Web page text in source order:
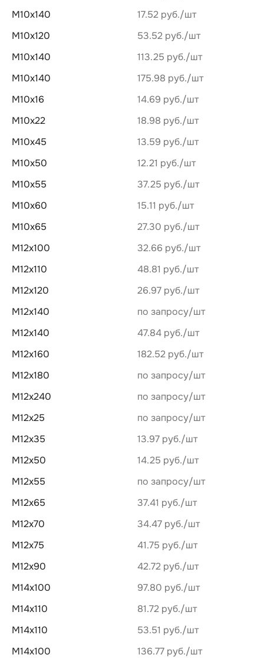
М10х140
17.52 руб.
М10х120
53.52 руб.
М10х140
113.25 руб.
М10х140
175.98 руб.
М10х16
14.69 руб.
М10х22
18.98 руб.
М10х45
13.59 руб.
М10х50
12.21 руб.
М10х55
37.25 руб.
М10х60
15.11 руб.
М10х65
27.30 руб.
М12х100
32.66 руб.
М12х110
48.81 руб.
М12х120
26.97 руб.
М12х140
по запросу
М12х140
47.84 руб.
М12х160
182.52 руб.
М12х180
по запросу
М12х240
по запросу
М12х25
по запросу
М12х35
13.97 руб.
М12х50
14.25 руб.
М12х55
по запросу
М12х65
37.41 руб.
М12х70
34.47 руб.
М12х75
41.75 руб.
М12х90
42.72 руб.
М14х100
97.80 руб.
М14х110
81.72 руб.
М14х110
53.51 руб.
М14х100
136.77 руб.